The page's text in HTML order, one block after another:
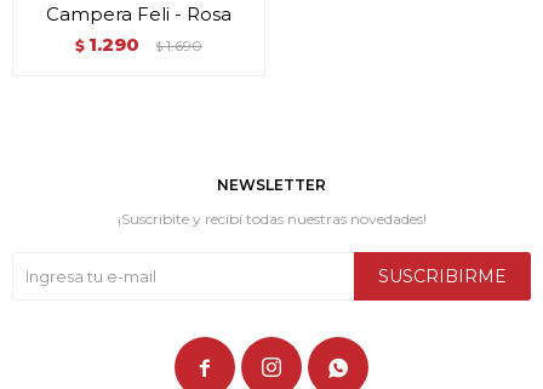
Campera Feli - Rosa
$ 1.290 $ 1.690
NEWSLETTER
¡Suscribite y recibí todas nuestras novedades!
SUSCRIBIRME
  